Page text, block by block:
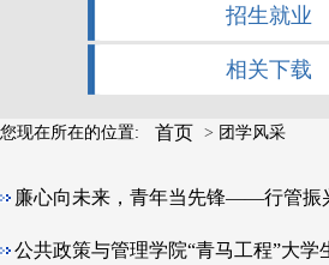
招生就业
相关下载
您现在所在的位置: 首页 > 团学风采
廉心向未来，青年当先锋——行管振
公共政策与管理学院“青马工程”大学